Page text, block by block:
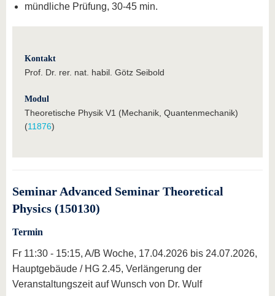
mündliche Prüfung, 30-45 min.
Kontakt
Prof. Dr. rer. nat. habil. Götz Seibold
Modul
Theoretische Physik V1 (Mechanik, Quantenmechanik)
(11876)
Seminar Advanced Seminar Theoretical
Physics (150130)
Termin
Fr 11:30 - 15:15, A/B Woche, 17.04.2026 bis 24.07.2026,
Hauptgebäude / HG 2.45, Verlängerung der
Veranstaltungszeit auf Wunsch von Dr. Wulf